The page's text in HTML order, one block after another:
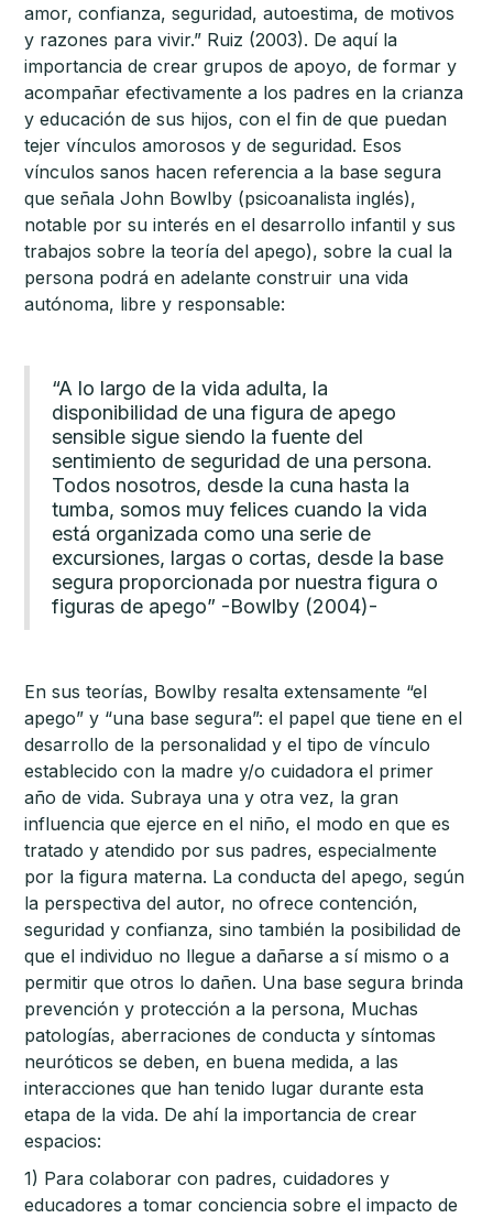
amor, confianza, seguridad, autoestima, de motivos
y razones para vivir.” Ruiz (2003). De aquí la
importancia de crear grupos de apoyo, de formar y
acompañar efectivamente a los padres en la crianza
y educación de sus hijos, con el fin de que puedan
tejer vínculos amorosos y de seguridad. Esos
vínculos sanos hacen referencia a la base segura
que señala John Bowlby (psicoanalista inglés),
notable por su interés en el desarrollo infantil y sus
trabajos sobre la teoría del apego), sobre la cual la
persona podrá en adelante construir una vida
autónoma, libre y responsable:
“A lo largo de la vida adulta, la
disponibilidad de una figura de apego
sensible sigue siendo la fuente del
sentimiento de seguridad de una persona.
Todos nosotros, desde la cuna hasta la
tumba, somos muy felices cuando la vida
está organizada como una serie de
excursiones, largas o cortas, desde la base
segura proporcionada por nuestra figura o
figuras de apego” -Bowlby (2004)-
En sus teorías, Bowlby resalta extensamente “el
apego” y “una base segura”: el papel que tiene en el
desarrollo de la personalidad y el tipo de vínculo
establecido con la madre y/o cuidadora el primer
año de vida. Subraya una y otra vez, la gran
influencia que ejerce en el niño, el modo en que es
tratado y atendido por sus padres, especialmente
por la figura materna. La conducta del apego, según
la perspectiva del autor, no ofrece contención,
seguridad y confianza, sino también la posibilidad de
que el individuo no llegue a dañarse a sí mismo o a
permitir que otros lo dañen. Una base segura brinda
prevención y protección a la persona, Muchas
patologías, aberraciones de conducta y síntomas
neuróticos se deben, en buena medida, a las
interacciones que han tenido lugar durante esta
etapa de la vida. De ahí la importancia de crear
espacios:
1) Para colaborar con padres, cuidadores y
educadores a tomar conciencia sobre el impacto de